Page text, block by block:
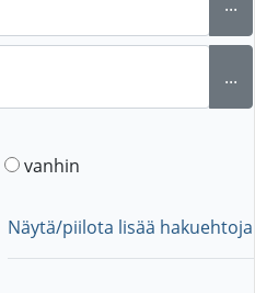
...
vanhin
Näytä/piilota lisää hakuehtoja